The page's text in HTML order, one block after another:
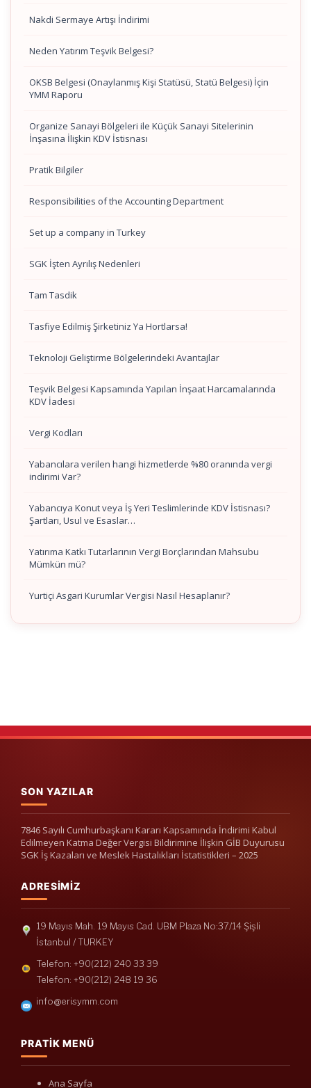
Nakdi Sermaye Artışı İndirimi
Neden Yatırım Teşvik Belgesi?
OKSB Belgesi (Onaylanmış Kişi Statüsü, Statü Belgesi) İçin
YMM Raporu
Organize Sanayi Bölgeleri ile Küçük Sanayi Sitelerinin
İnşasına İlişkin KDV İstisnası
Pratik Bilgiler
Responsibilities of the Accounting Department
Set up a company in Turkey
SGK İşten Ayrılış Nedenleri
Tam Tasdik
Tasfiye Edilmiş Şirketiniz Ya Hortlarsa!
Teknoloji Geliştirme Bölgelerindeki Avantajlar
Teşvik Belgesi Kapsamında Yapılan İnşaat Harcamalarında
KDV İadesi
Vergi Kodları
Yabancılara verilen hangi hizmetlerde %80 oranında vergi
indirimi Var?
Yabancıya Konut veya İş Yeri Teslimlerinde KDV İstisnası?
Şartları, Usul ve Esaslar…
Yatırıma Katkı Tutarlarının Vergi Borçlarından Mahsubu
Mümkün mü?
Yurtiçi Asgari Kurumlar Vergisi Nasıl Hesaplanır?
SON YAZILAR
7846 Sayılı Cumhurbaşkanı Kararı Kapsamında İndirimi Kabul
Edilmeyen Katma Değer Vergisi Bildirimine İlişkin GİB Duyurusu
SGK İş Kazaları ve Meslek Hastalıkları İstatistikleri – 2025
ADRESIMIZ
19 Mayıs Mah. 19 Mayıs Cad. UBM Plaza No:37/14 Şişli
İstanbul / TURKEY
Telefon: +90(212) 240 33 39
Telefon: +90(212) 248 19 36
info@erisymm.com
PRATIK MENÜ
Ana Sayfa